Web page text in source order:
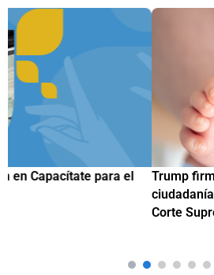
Trump firma nueva orden ejecutiva
ciudadanía por nacimiento,
Corte Suprema revocara su primer